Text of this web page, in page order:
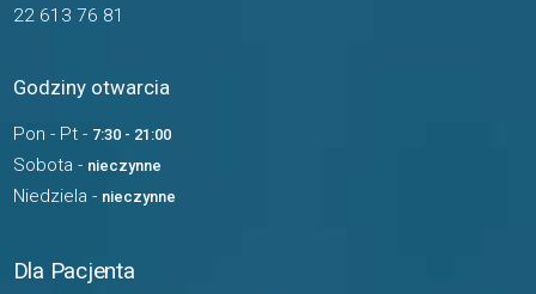
22 613 76 81
Godziny otwarcia
Pon - Pt - 7:30 - 21:00
Sobota - nieczynne
Niedziela - nieczynne
Dla Pacjenta